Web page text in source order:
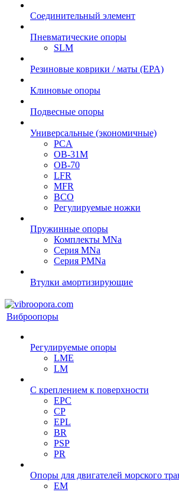
Cоединительный элемент
Пневматические опоры
SLM
Резиновые коврики / маты (EPA)
Клиновые опоры
Подвесные опоры
Универсальные (экономичные)
PCA
ОВ-31М
OB-70
LFR
MFR
ВСО
Регулируемые ножки
Пружинные опоры
Комплекты MNa
Серия MNa
Серия PMNa
Втулки амортизирующие
Виброопоры
Регулируемые опоры
LME
LM
С креплением к поверхности
EPC
CP
EPL
BR
PSP
PR
Опоры для двигателей морского
EM